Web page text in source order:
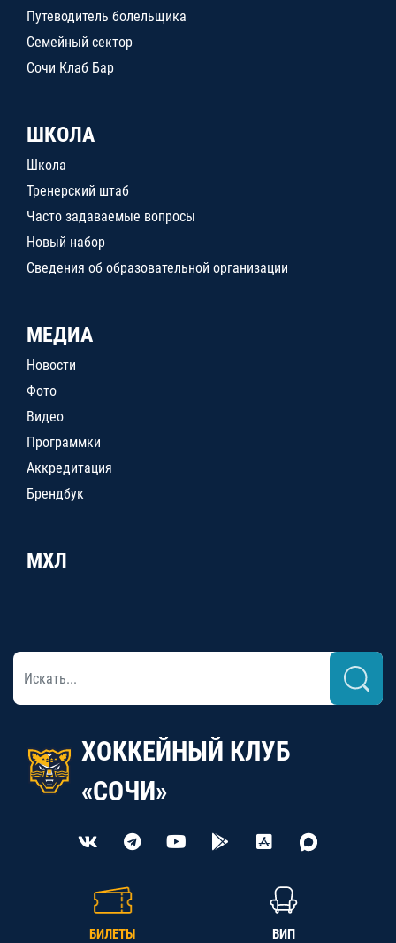
Путеводитель болельщика
Семейный сектор
Сочи Клаб Бар
ШКОЛА
Школа
Тренерский штаб
Часто задаваемые вопросы
Новый набор
Сведения об образовательной организации
МЕДИА
Новости
Фото
Видео
Программки
Аккредитация
Брендбук
МХЛ
ХОККЕЙНЫЙ КЛУБ
«СОЧИ»
БИЛЕТЫ ВИП